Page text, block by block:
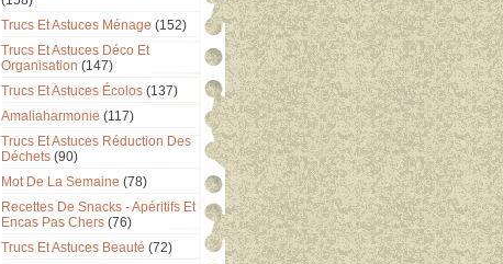
Trucs Et Astuces Ménage (152)
Trucs Et Astuces Déco Et
Organisation (147)
Trucs Et Astuces Écolos (137)
Amaliaharmonie (117)
Trucs Et Astuces Réduction Des
Déchets (90)
Mot De La Semaine (78)
Recettes De Snacks - Apéritifs Et
Encas Pas Chers (76)
Trucs Et Astuces Beauté (72)